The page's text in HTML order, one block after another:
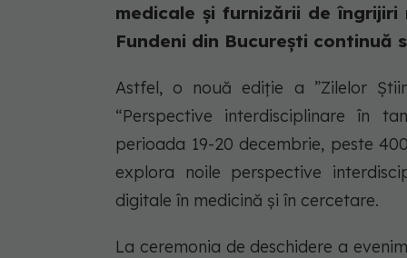
medicale și furnizării de
Fundeni din București continuă
Astfel, o nouă ediție a ”Zilelor
“Perspective interdisciplinare în
perioada 19-20 decembrie, peste
explora noile perspective
digitale în medicină și în cercetare.
La ceremonia de deschidere a